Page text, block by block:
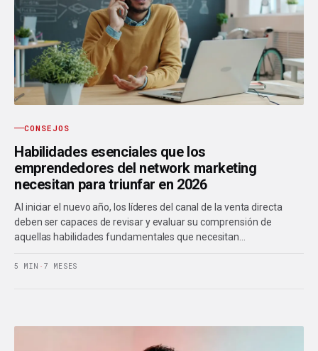
CONSEJOS
Habilidades esenciales que los
emprendedores del network marketing
necesitan para triunfar en 2026
Al iniciar el nuevo año, los líderes del canal de la venta directa
deben ser capaces de revisar y evaluar su comprensión de
aquellas habilidades fundamentales que necesitan…
5 MIN · 7 MESES